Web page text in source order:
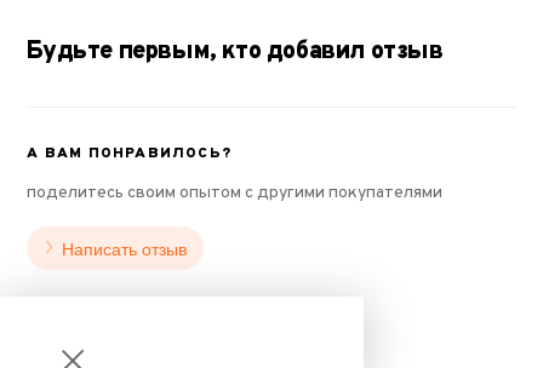
Будьте первым, кто добавил отзыв
А ВАМ ПОНРАВИЛОСЬ?
поделитесь своим опытом с другими покупателями
Написать отзыв